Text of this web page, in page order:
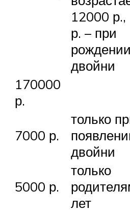
12000
р. – при
двойни
170000
р.
7000 р.
только
двойни
5000 р.
только
лет